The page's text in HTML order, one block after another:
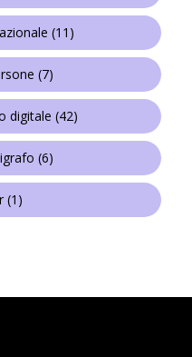
(11)
(7)
digitale (42)
(6)
(1)